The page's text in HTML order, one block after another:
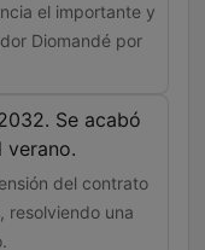
el importante y
Diomandé por
Se acabó
verano.
del contrato
resolviendo una